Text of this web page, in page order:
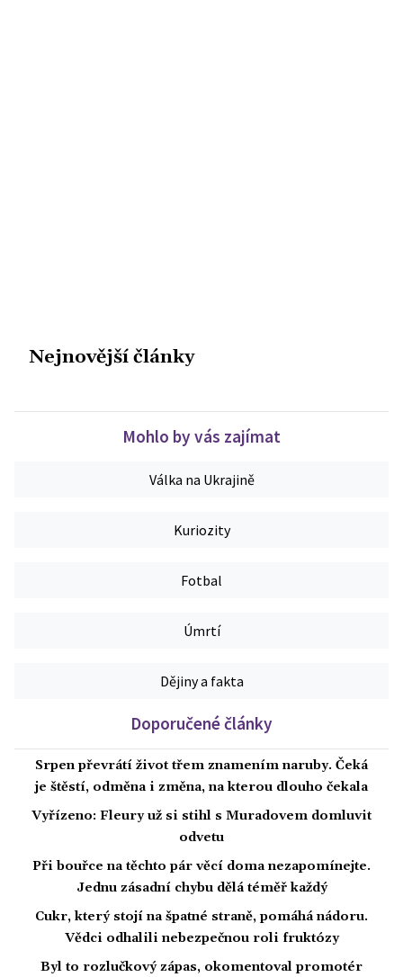
Nejnovější články
Mohlo by vás zajímat
Válka na Ukrajině
Kuriozity
Fotbal
Úmrtí
Dějiny a fakta
Doporučené články
Srpen převrátí život třem znamením naruby. Čeká
je štěstí, odměna i změna, na kterou dlouho čekala
Vyřízeno: Fleury už si stihl s Muradovem domluvit
odvetu
Při bouřce na těchto pár věcí doma nezapomínejte.
Jednu zásadní chybu dělá téměř každý
Cukr, který stojí na špatné straně, pomáhá nádoru.
Vědci odhalili nebezpečnou roli fruktózy
Byl to rozlučkový zápas, okomentoval promotér